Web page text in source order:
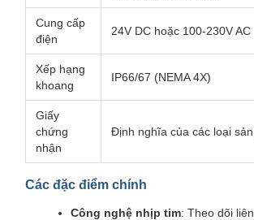
Cung cấp
điện
24V DC hoặc 100-230V AC
Xếp hạng
khoang
IP66/67 (NEMA 4X)
Giấy
chứng
nhận
Định nghĩa của các loại
Các đặc điểm chính
Công nghệ nhịp tim: Theo dõi